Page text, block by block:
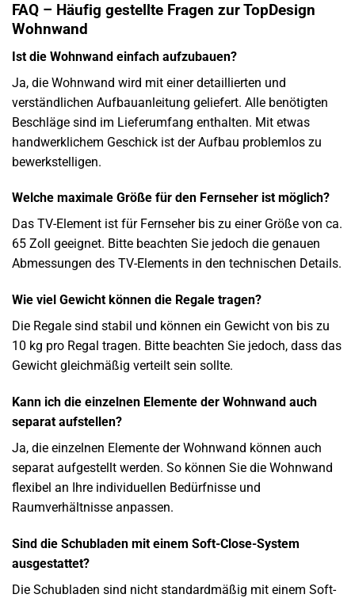
FAQ – Häufig gestellte Fragen zur TopDesign
Wohnwand
Ist die Wohnwand einfach aufzubauen?
Ja, die Wohnwand wird mit einer detaillierten und
verständlichen Aufbauanleitung geliefert. Alle benötigten
Beschläge sind im Lieferumfang enthalten. Mit etwas
handwerklichem Geschick ist der Aufbau problemlos zu
bewerkstelligen.
Welche maximale Größe für den Fernseher ist möglich?
Das TV-Element ist für Fernseher bis zu einer Größe von ca.
65 Zoll geeignet. Bitte beachten Sie jedoch die genauen
Abmessungen des TV-Elements in den technischen Details.
Wie viel Gewicht können die Regale tragen?
Die Regale sind stabil und können ein Gewicht von bis zu
10 kg pro Regal tragen. Bitte beachten Sie jedoch, dass das
Gewicht gleichmäßig verteilt sein sollte.
Kann ich die einzelnen Elemente der Wohnwand auch
separat aufstellen?
Ja, die einzelnen Elemente der Wohnwand können auch
separat aufgestellt werden. So können Sie die Wohnwand
flexibel an Ihre individuellen Bedürfnisse und
Raumverhältnisse anpassen.
Sind die Schubladen mit einem Soft-Close-System
ausgestattet?
Die Schubladen sind nicht standardmäßig mit einem Soft-